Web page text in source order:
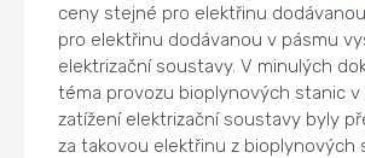
ceny stejné pro elektřinu
pro elektřinu dodávanou v pásmu
elektrizační soustavy. V minulých
téma provozu bioplynových stanic v
zatížení elektrizační soustavy byly
za takovou elektřinu z bioplynových